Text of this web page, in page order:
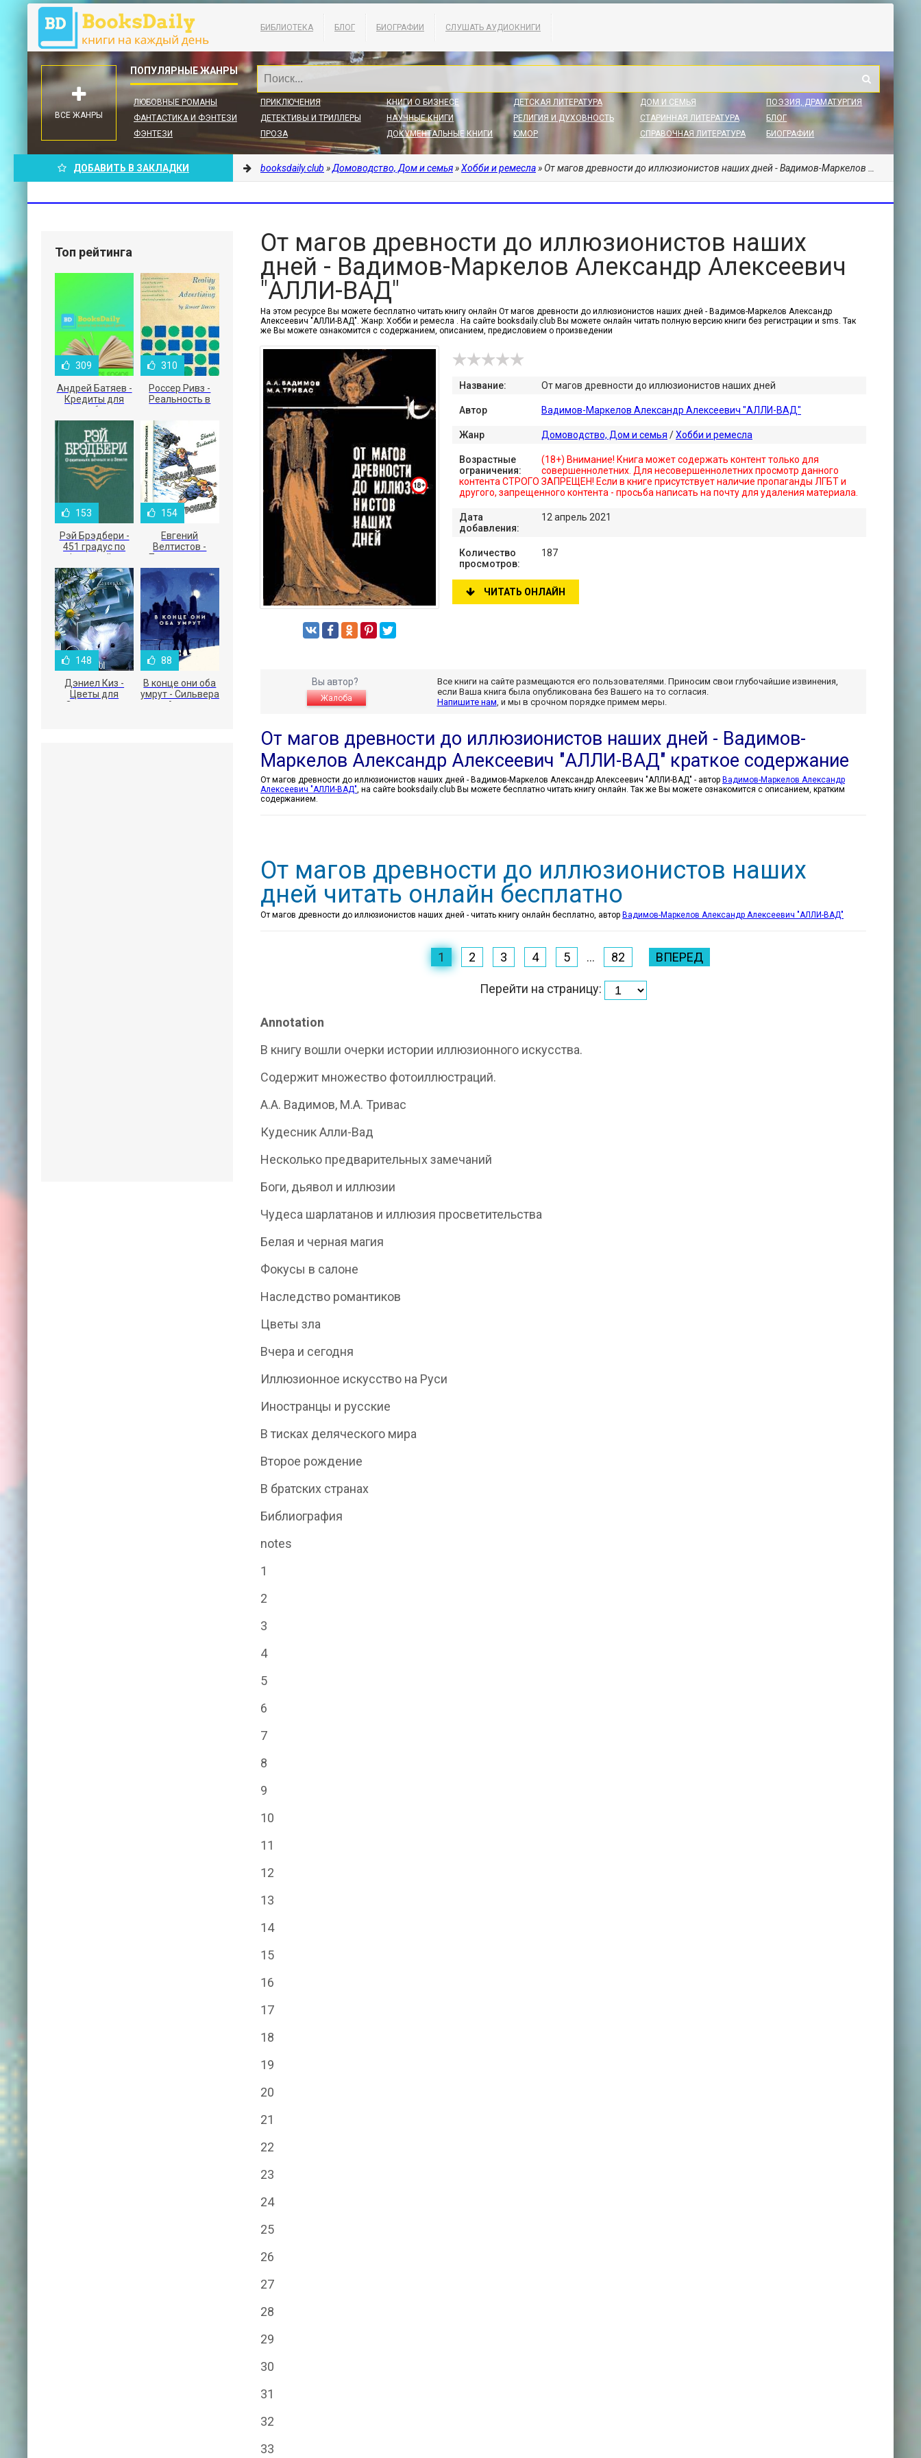
БИБЛИОТЕКА БЛОГ БИОГРАФИИ СЛУШАТЬ АУДИОКНИГИ
ЛЮБОВНЫЕ РОМАНЫ
ФАНТАСТИКА И ФЭНТЕЗИ
ФЭНТЕЗИ
ПРИКЛЮЧЕНИЯ
ДЕТЕКТИВЫ И ТРИЛЛЕРЫ
ПРОЗА
КНИГИ О БИЗНЕСЕ
НАУЧНЫЕ КНИГИ
ДОКУМЕНТАЛЬНЫЕ КНИГИ
ДЕТСКАЯ ЛИТЕРАТУРА
РЕЛИГИЯ И ДУХОВНОСТЬ
ЮМОР
ДОМ И СЕМЬЯ
СТАРИННАЯ ЛИТЕРАТУРА
СПРАВОЧНАЯ ЛИТЕРАТУРА
ПОЭЗИЯ, ДРАМАТУРГИЯ
БЛОГ
БИОГРАФИИ
ВСЕ ЖАНРЫ
ДОБАВИТЬ В ЗАКЛАДКИ booksdaily.club »Домоводство, Дом и семья»Хобби и ремесла» От магов древности до иллюзионистов наших дней - Вадимов-Маркелов Александр Алексеевич "АЛЛИ-ВАД"
От магов древности до иллюзионистов наших
дней - Вадимов-Маркелов Александр Алексеевич
"АЛЛИ-ВАД"
На этом ресурсе Вы можете бесплатно читать книгу онлайн От магов древности до иллюзионистов наших дней - Вадимов-Маркелов Александр
Алексеевич "АЛЛИ-ВАД". Жанр: Хобби и ремесла . На сайте booksdaily.club Вы можете онлайн читать полную версию книги без регистрации и sms. Так
же Вы можете ознакомится с содержанием, описанием, предисловием о произведении
Название: От магов древности до иллюзионистов наших дней
Автор Вадимов-Маркелов Александр Алексеевич "АЛЛИ-ВАД"
Жанр Домоводство, Дом и семья /Хобби и ремесла
Возрастные
ограничения:
(18+) Внимание! Книга может содержать контент только для
совершеннолетних. Для несовершеннолетних просмотр данного
контента СТРОГО ЗАПРЕЩЕН! Если в книге присутствует наличие пропаганды ЛГБТ и
другого, запрещенного контента - просьба написать на почту для удаления материала.
Дата
добавления:
12 апрель 2021
Количество
просмотров:
187
ЧИТАТЬ ОНЛАЙН
Вы автор?
Жалоба
Все книги на сайте размещаются его пользователями. Приносим свои глубочайшие извинения,
если Ваша книга была опубликована без Вашего на то согласия.
Напишите нам , и мы в срочном порядке примем меры.
От магов древности до иллюзионистов наших дней - Вадимов-
Маркелов Александр Алексеевич "АЛЛИ-ВАД" краткое содержание
От магов древности до иллюзионистов наших дней - Вадимов-Маркелов Александр Алексеевич "АЛЛИ-ВАД" - автор Вадимов-Маркелов Александр
Алексеевич "АЛЛИ-ВАД" , на сайте booksdaily.club Вы можете бесплатно читать книгу онлайн. Так же Вы можете ознакомится с описанием, кратким
содержанием.
От магов древности до иллюзионистов наших
дней читать онлайн бесплатно
От магов древности до иллюзионистов наших дней - читать книгу онлайн бесплатно, автор Вадимов-Маркелов Александр Алексеевич "АЛЛИ-ВАД"
1 2 3 4 5 ... 82 ВПЕРЕД
Перейти на страницу:
Annotation
В книгу вошли очерки истории иллюзионного искусства.
Содержит множество фотоиллюстраций.
А.А. Вадимов, М.А. Тривас
Кудесник Алли-Вад
Несколько предварительных замечаний
Боги, дьявол и иллюзии
Чудеса шарлатанов и иллюзия просветительства
Белая и черная магия
Фокусы в салоне
Наследство романтиков
Цветы зла
Вчера и сегодня
Иллюзионное искусство на Руси
Иностранцы и русские
В тисках деляческого мира
Второе рождение
В братских странах
Библиография
notes
1
2
3
4
5
6
7
8
9
10
11
12
13
14
15
16
17
18
19
20
21
22
23
24
25
26
27
28
29
30
31
32
33
Топ рейтинга
309
Андрей Батяев -
Кредиты для
малого бизнеса
310
Россер Ривз -
Реальность в
153
Рэй Брэдбери -
451 градус по
Фаренгейту
154
Евгений
Велтистов -
Приключения
Электроника
148
Дэниел Киз -
Цветы для
Элджернона
88
В конце они оба
умрут - Сильвера
Адам